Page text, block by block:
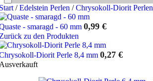
/ Edelstein Perlen / Chrysokoll-Diorit Perlen
- smaragd - 60 mm 0,99 €
zu den Produkten
Diorit Perle 8,4 mm 0,27 €